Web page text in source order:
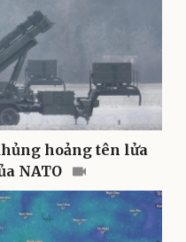
tô - Xe máy
hoảng tên lửa
NATO